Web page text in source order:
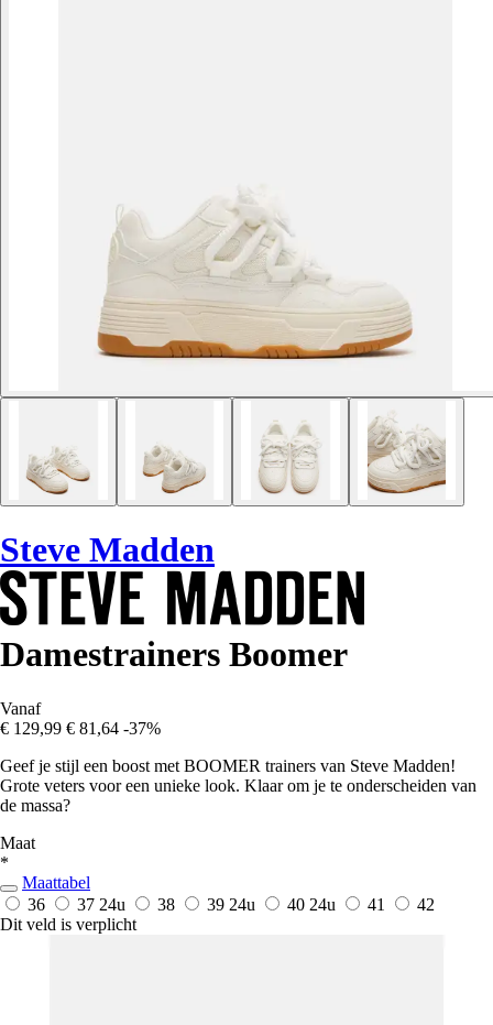
Steve Madden
Damestrainers Boomer
Vanaf
€ 129,99 € 81,64 -37%
Geef je stijl een boost met BOOMER trainers van Steve Madden!
Grote veters voor een unieke look. Klaar om je te onderscheiden van
de massa?
Maat
*
Maattabel
36
37 24u 38 39 24u 40 24u 41
42
Dit veld is verplicht